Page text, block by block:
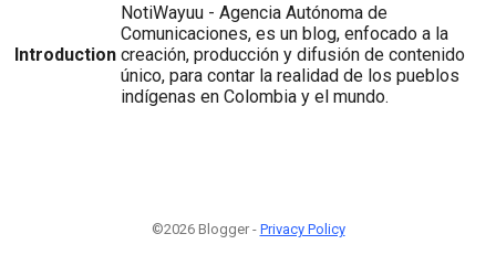
Introduction
NotiWayuu - Agencia Autónoma de
Comunicaciones, es un blog, enfocado a la
creación, producción y difusión de contenido
único, para contar la realidad de los pueblos
indígenas en Colombia y el mundo.
©2026 Blogger - Privacy Policy